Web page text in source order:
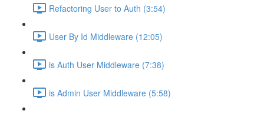
Refactoring User to Auth (3:54)
User By Id Middleware (12:05)
is Auth User Middleware (7:38)
is Admin User Middleware (5:58)